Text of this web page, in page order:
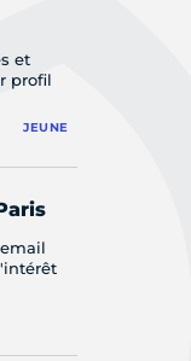
et
profil
JEUNE